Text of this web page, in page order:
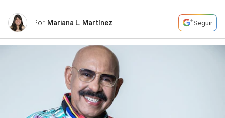
Por Mariana L. Martínez Seguir